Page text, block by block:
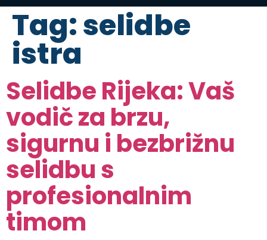
Tag:selidbe
istra
Selidbe Rijeka: Vaš
vodič za brzu,
sigurnu i bezbrižnu
selidbu s
profesionalnim
timom